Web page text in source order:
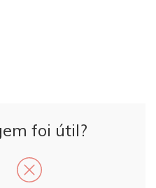
foi útil?